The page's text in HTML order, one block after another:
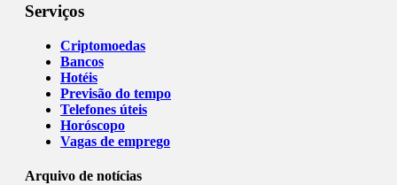
Serviços
Criptomoedas
Bancos
Hotéis
Previsão do tempo
Telefones úteis
Horóscopo
Vagas de emprego
Arquivo de notícias